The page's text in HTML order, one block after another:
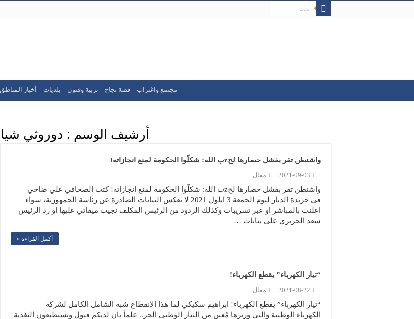
أخبار المناطق بلديات تربية وفنون قصة نجاح مجتمع واغتراب
أرشيف الوسم : دوروثي شيا
واشنطن تقر بفشل حصارها لحzب الله: شكلّوا الحكومة لمنع انجازاته!
2021-09-03 مقال
واشنطن تقر بفشل حصارها لحzب الله: شكلّوا الحكومة لمنع انجازاته! كتب الصحافي علي ضاحي
في جريدة الديار ليوم الجمعة 3 ايلول 2021 لا تعكس البيانات الصادرة عن رئاسة الجمهورية، سواء
اعلنت بالمباشر او عبر تسريبات وكذلك الردود من الرئيس المكلف نجيب ميقاتي عليها او رد الرئيس
سعد الحريري على بيانات …
أكمل القراءة »
“تيار الكهرباء” يقطع الكهرباء!
2021-08-22 مقال
“تيار الكهرباء” يقطع الكهرباء! ابراهيم سكيكي لما هذا الإنقطاع شبه الشامل الكامل لشركة
الكهرباء الوطنية والتي وزيرها مُعين من التيار الوطني الحر.. علماً بان لديكم فيول وتستطيعون التغذية